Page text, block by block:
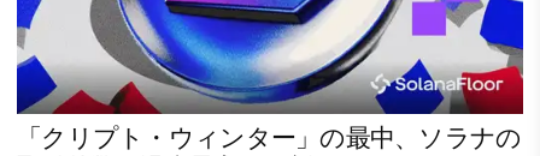
「クリプト・ウィンター」の最中、ソラナの